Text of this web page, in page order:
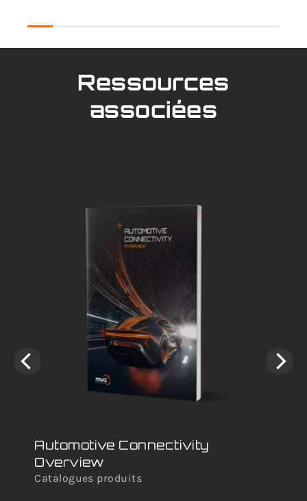
Ressources
associées
Automotive Connectivity
Overview
Catalogues produits